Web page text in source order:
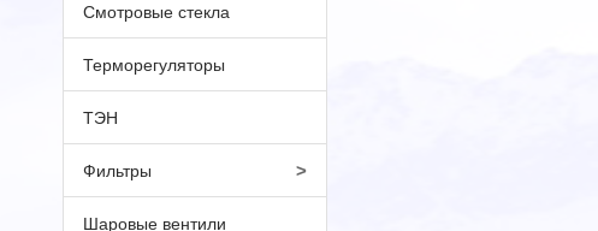
Смотровые стекла
Терморегуляторы
ТЭН
Фильтры >
Шаровые вентили